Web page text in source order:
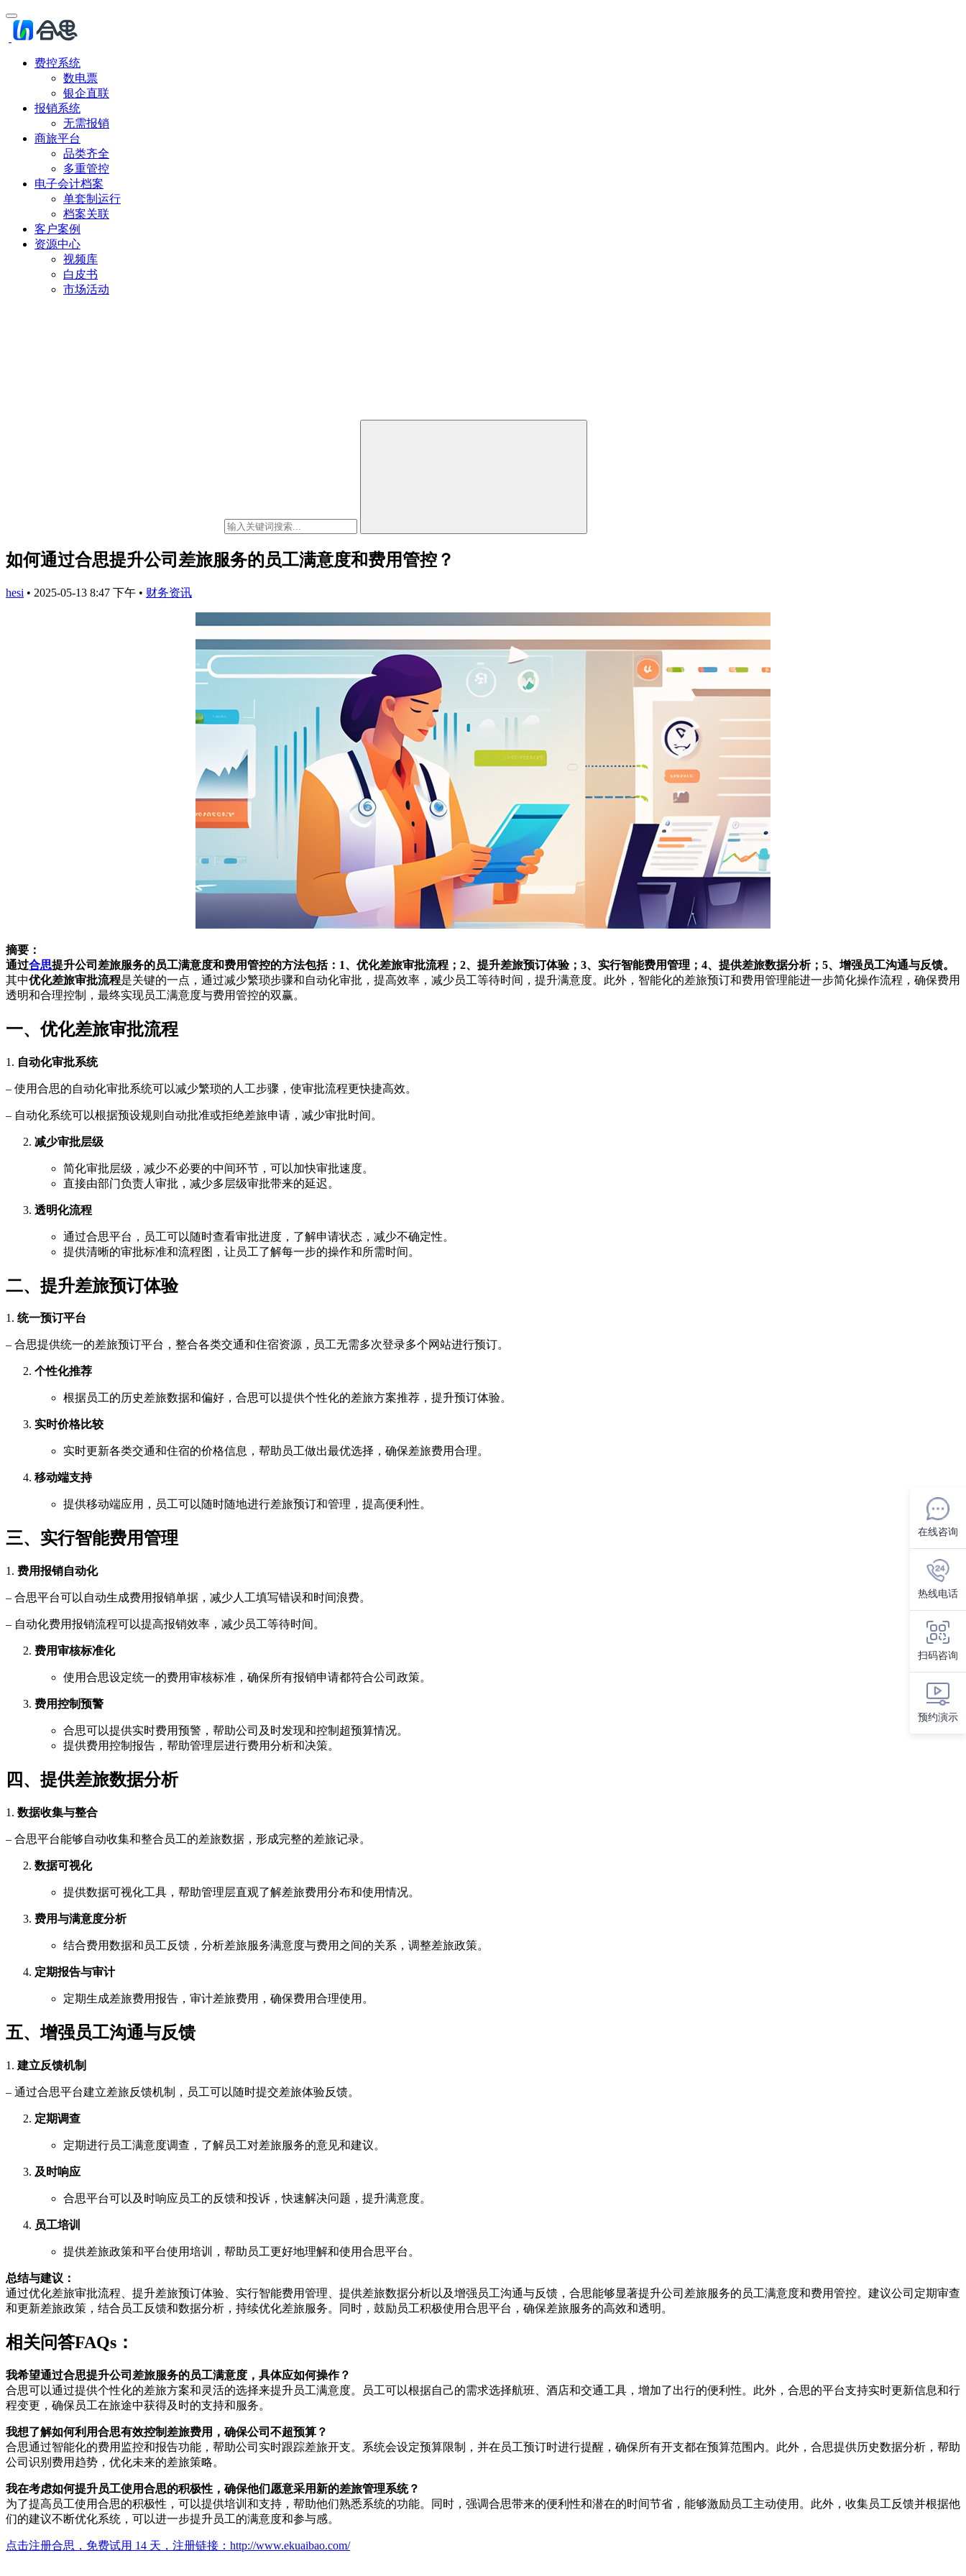
费控系统
数电票
银企直联
报销系统
无需报销
商旅平台
品类齐全
多重管控
电子会计档案
单套制运行
档案关联
客户案例
资源中心
视频库
白皮书
市场活动
如何通过合思提升公司差旅服务的员工满意度和费用管控？
hesi • 2025-05-13 8:47 下午 • 财务资讯
摘要：
通过合思提升公司差旅服务的员工满意度和费用管控的方法包括：1、优化差旅审批流程；2、提升差旅预订体验；3、实行智能费用管理；4、提供差旅数据分析；5、增强员工沟通与反馈。
其中优化差旅审批流程是关键的一点，通过减少繁琐步骤和自动化审批，提高效率，减少员工等待时间，提升满意度。此外，智能化的差旅预订和费用管理能进一步简化操作流程，确保费用
透明和合理控制，最终实现员工满意度与费用管控的双赢。
一、优化差旅审批流程
1. 自动化审批系统
– 使用合思的自动化审批系统可以减少繁琐的人工步骤，使审批流程更快捷高效。
– 自动化系统可以根据预设规则自动批准或拒绝差旅申请，减少审批时间。
减少审批层级
简化审批层级，减少不必要的中间环节，可以加快审批速度。
直接由部门负责人审批，减少多层级审批带来的延迟。
透明化流程
通过合思平台，员工可以随时查看审批进度，了解申请状态，减少不确定性。
提供清晰的审批标准和流程图，让员工了解每一步的操作和所需时间。
二、提升差旅预订体验
1. 统一预订平台
– 合思提供统一的差旅预订平台，整合各类交通和住宿资源，员工无需多次登录多个网站进行预订。
个性化推荐
根据员工的历史差旅数据和偏好，合思可以提供个性化的差旅方案推荐，提升预订体验。
实时价格比较
实时更新各类交通和住宿的价格信息，帮助员工做出最优选择，确保差旅费用合理。
移动端支持
提供移动端应用，员工可以随时随地进行差旅预订和管理，提高便利性。
三、实行智能费用管理
1. 费用报销自动化
– 合思平台可以自动生成费用报销单据，减少人工填写错误和时间浪费。
– 自动化费用报销流程可以提高报销效率，减少员工等待时间。
费用审核标准化
使用合思设定统一的费用审核标准，确保所有报销申请都符合公司政策。
费用控制预警
合思可以提供实时费用预警，帮助公司及时发现和控制超预算情况。
提供费用控制报告，帮助管理层进行费用分析和决策。
四、提供差旅数据分析
1. 数据收集与整合
– 合思平台能够自动收集和整合员工的差旅数据，形成完整的差旅记录。
数据可视化
提供数据可视化工具，帮助管理层直观了解差旅费用分布和使用情况。
费用与满意度分析
结合费用数据和员工反馈，分析差旅服务满意度与费用之间的关系，调整差旅政策。
定期报告与审计
定期生成差旅费用报告，审计差旅费用，确保费用合理使用。
五、增强员工沟通与反馈
1. 建立反馈机制
– 通过合思平台建立差旅反馈机制，员工可以随时提交差旅体验反馈。
定期调查
定期进行员工满意度调查，了解员工对差旅服务的意见和建议。
及时响应
合思平台可以及时响应员工的反馈和投诉，快速解决问题，提升满意度。
员工培训
提供差旅政策和平台使用培训，帮助员工更好地理解和使用合思平台。
总结与建议：
通过优化差旅审批流程、提升差旅预订体验、实行智能费用管理、提供差旅数据分析以及增强员工沟通与反馈，合思能够显著提升公司差旅服务的员工满意度和费用管控。建议公司定期审查
和更新差旅政策，结合员工反馈和数据分析，持续优化差旅服务。同时，鼓励员工积极使用合思平台，确保差旅服务的高效和透明。
相关问答FAQs：
我希望通过合思提升公司差旅服务的员工满意度，具体应如何操作？
合思可以通过提供个性化的差旅方案和灵活的选择来提升员工满意度。员工可以根据自己的需求选择航班、酒店和交通工具，增加了出行的便利性。此外，合思的平台支持实时更新信息和行
程变更，确保员工在旅途中获得及时的支持和服务。
我想了解如何利用合思有效控制差旅费用，确保公司不超预算？
合思通过智能化的费用监控和报告功能，帮助公司实时跟踪差旅开支。系统会设定预算限制，并在员工预订时进行提醒，确保所有开支都在预算范围内。此外，合思提供历史数据分析，帮助
公司识别费用趋势，优化未来的差旅策略。
我在考虑如何提升员工使用合思的积极性，确保他们愿意采用新的差旅管理系统？
为了提高员工使用合思的积极性，可以提供培训和支持，帮助他们熟悉系统的功能。同时，强调合思带来的便利性和潜在的时间节省，能够激励员工主动使用。此外，收集员工反馈并根据他
们的建议不断优化系统，可以进一步提升员工的满意度和参与感。
点击注册合思，免费试用 14 天，注册链接： http://www.ekuaibao.com/
在线咨询
热线电话
扫码咨询
预约演示